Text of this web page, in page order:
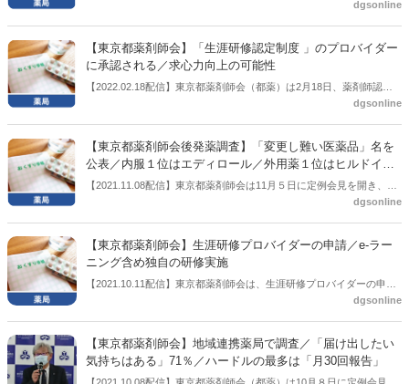
その中で会長の永田泰造氏は、東京都の地域連携薬局の申請件数が１
になっていると話した。その背景について調剤報酬の地域支援体制加
算の要件が一部、地域連携薬局の要件に揃えられたことで薬局の関心
が高まっているのではないかと推察した。今後、地域連携薬局を毎年
更新できる体制を多くの薬局がとることによって地域への貢献度を高
dgsonline
【東京都薬剤師会】「生涯研修認定制度 」のプロバイダー
に承認される／求心力向上の可能性
【2022.02.18配信】東京都薬剤師会（都薬）は2月18日、薬剤師認定
制度認証機構（CPC)から「生涯研修認定制度」のプロバイダー（実施
り、都薬が認証を受けた意味は小さくない。都薬では健康サポート薬
局研修実施時に会員が増加したことがある。コロナ禍ではワクチンや
経口薬流通で組織的な対応も必要度が高まっている中、地域薬剤師会
の求心力を高めるために何をするべきかの施策の一つとしても今後が
dgsonline
【東京都薬剤師会後発薬調査】「変更し難い医薬品」名を
公表／内服１位はエディロール／外用薬１位はヒルドイド
／永田会長「製剤技術異なる外用薬は単なる後発薬カテゴ
【2021.11.08配信】東京都薬剤師会は11月５日に定例会見を開き、後
発医薬品調剤体制加算にかかわる調査結果の追加資料を公表した。調
表した。変更のしづらい内服薬１位はエディロール、外用薬１位はヒ
ルドイドだった。永田会長は変更し難い外用の後発医薬品について、
「使用感など製剤技術が異なる外用薬は患者の満足度向上の観点から
後発薬のカテゴリーからはずすのが望ましいあり方ではないか」と述
dgsonline
【東京都薬剤師会】生涯研修プロバイダーの申請／e-ラー
ニング含め独自の研修実施
【2021.10.11配信】東京都薬剤師会は、生涯研修プロバイダーの申請
が受理されたとした。e-ラーニングを含め独自の研修を実施していく
dgsonline
【東京都薬剤師会】地域連携薬局で調査／「届け出したい
気持ちはある」71％／ハードルの最多は「月30回報告」